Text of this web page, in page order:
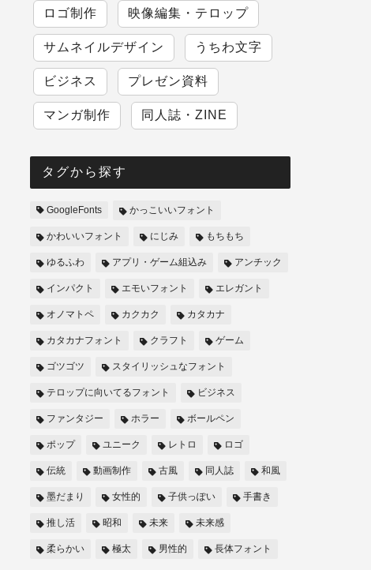
ロゴ制作 映像編集・テロップ
サムネイルデザイン うちわ文字
ビジネス プレゼン資料
マンガ制作 同人誌・ZINE
タグから探す
GoogleFonts かっこいいフォント
かわいいフォント にじみ もちもち
ゆるふわ アプリ・ゲーム組込み アンチック
インパクト エモいフォント エレガント
オノマトペ カクカク カタカナ
カタカナフォント クラフト ゲーム
ゴツゴツ スタイリッシュなフォント
テロップに向いてるフォント ビジネス
ファンタジー ホラー ボールペン
ポップ ユニーク レトロ ロゴ
伝統 動画制作 古風 同人誌 和風
墨だまり 女性的 子供っぽい 手書き
推し活 昭和 未来 未来感
柔らかい 極太 男性的 長体フォント